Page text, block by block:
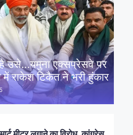
है उसे…यमुना एक्सप्रेसवे पर
में राकेश टिकैत ने भरी हुंकार
मां बगलामुखी मंदिर क्षेत्र में